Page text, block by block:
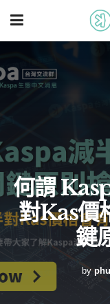
何謂
對Kas價
鍵
by